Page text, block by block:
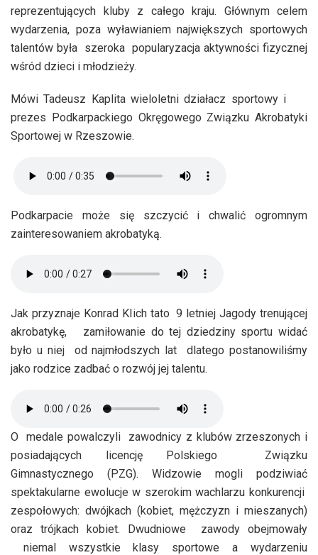
reprezentujących kluby z całego kraju. Głównym celem
wydarzenia, poza wyławianiem największych sportowych
talentów była szeroka popularyzacja aktywności fizycznej
wśród dzieci i młodzieży.
Mówi Tadeusz Kaplita wieloletni działacz sportowy i
prezes Podkarpackiego Okręgowego Związku Akrobatyki
Sportowej w Rzeszowie.
Podkarpacie może się szczycić i chwalić ogromnym
zainteresowaniem akrobatyką.
Jak przyznaje Konrad KIich tato 9 letniej Jagody trenującej
akrobatykę, zamiłowanie do tej dziedziny sportu widać
było u niej od najmłodszych lat dlatego postanowiliśmy
jako rodzice zadbać o rozwój jej talentu.
O medale powalczyli zawodnicy z klubów zrzeszonych i
posiadających licencję Polskiego Związku
Gimnastycznego (PZG). Widzowie mogli podziwiać
spektakularne ewolucje w szerokim wachlarzu konkurencji
zespołowych: dwójkach (kobiet, mężczyzn i mieszanych)
oraz trójkach kobiet. Dwudniowe zawody obejmowały
niemal wszystkie klasy sportowe a wydarzeniu